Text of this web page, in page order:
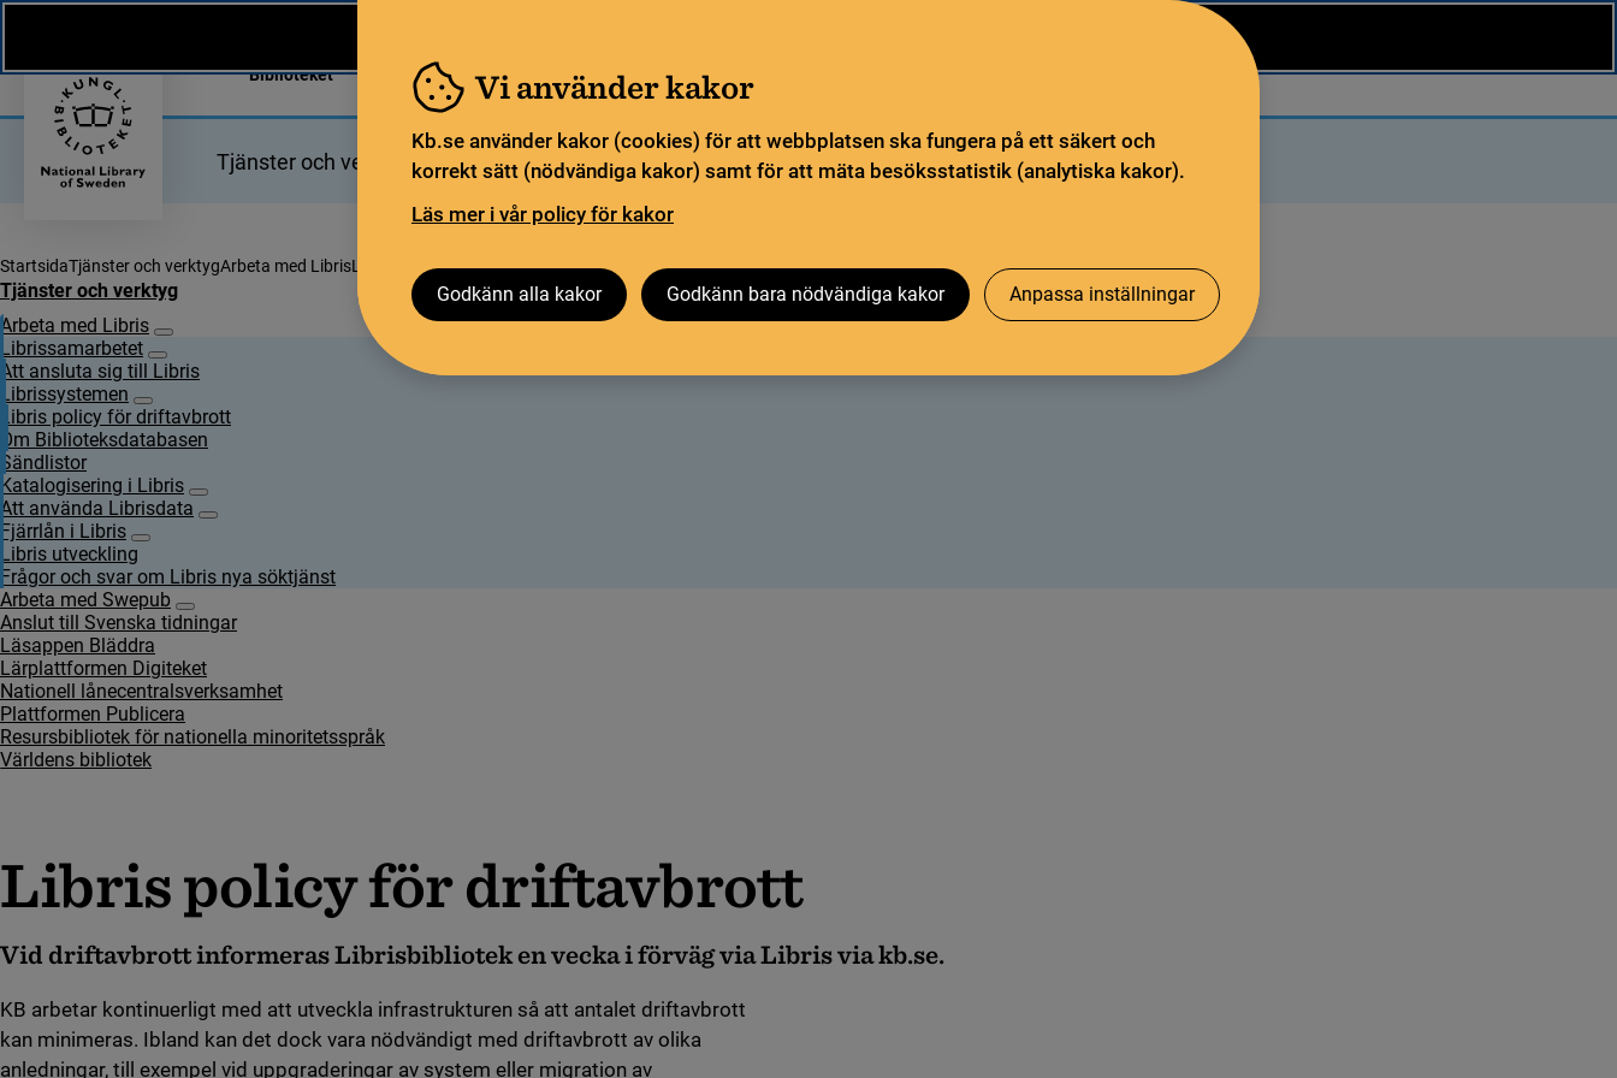
Vi använder kakor
Kb.se använder kakor (cookies) för att webbplatsen ska fungera på ett säkert och
korrekt sätt (nödvändiga kakor) samt för att mäta besöksstatistik (analytiska kakor).
Läs mer i vår policy för kakor
Godkänn alla kakor Godkänn bara nödvändiga kakor Anpassa inställningar
Biblioteket För bibliotekssektorn Pliktleverans och ISBN
Tjänster och verktyg Biblioteksstatistik Öppen vetenskap Biblioteksutveckling
StartsidaTjänster och verktygArbeta med LibrisLibrissamarbetetLibrissystemenLibris policy för driftavbrott
Tjänster och verktyg
Arbeta med Libris
Undersidor för Arbeta med Libris
Librissamarbetet
Undersidor för Librissamarbetet
Att ansluta sig till Libris
Librissystemen
Undersidor för Librissystemen
Libris policy för driftavbrott
Om Biblioteksdatabasen
Sändlistor
Katalogisering i Libris
Undersidor för Katalogisering i Libris
Att använda Librisdata
Undersidor för Att använda Librisdata
Fjärrlån i Libris
Undersidor för Fjärrlån i Libris
Libris utveckling
Frågor och svar om Libris nya söktjänst
Arbeta med Swepub
Undersidor för Arbeta med Swepub
Anslut till Svenska tidningar
Läsappen Bläddra
Lärplattformen Digiteket
Nationell lånecentralsverksamhet
Plattformen Publicera
Resursbibliotek för nationella minoritetsspråk
Världens bibliotek
Libris poli­cy för drif­t­av­brott
Vid driftavbrott informeras Librisbibliotek en vecka i förväg via Libris via kb.se.
KB arbetar kontinuerligt med att utveckla infrastrukturen så att antalet driftavbrott
kan minimeras. Ibland kan det dock vara nödvändigt med driftavbrott av olika
anledningar, till exempel vid uppgraderingar av system eller migration av